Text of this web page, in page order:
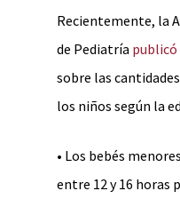
Recientemente, la
de Pediatría publicó
sobre las
los niños según la
• Los bebés
entre 12 y 16 horas